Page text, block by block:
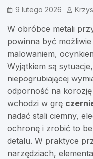
9 lutego 2026
W obróbce metali
powinna być
malowaniem,
Wyjątkiem są
niepogrubiającej
odporność na
wchodzi w grę
nadać stali ciemny,
ochronę i zrobić to
detalu. W praktyce
narzędziach,